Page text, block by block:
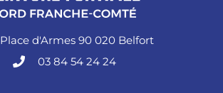
Place d'Armes 90 020 Belfort
03 84 54 24 24